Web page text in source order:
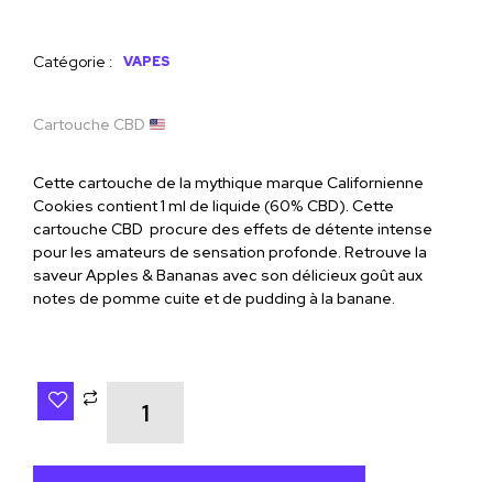
Catégorie : VAPES
Cartouche CBD
Cette cartouche de la mythique marque Californienne
Cookies contient 1 ml de liquide (60% CBD). Cette
cartouche CBD procure des effets de détente intense
pour les amateurs de sensation profonde. Retrouve la
saveur Apples & Bananas avec son délicieux goût aux
notes de pomme cuite et de pudding à la banane.